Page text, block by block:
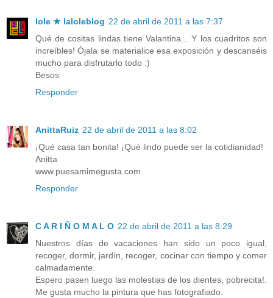
lole ★ laloleblog 22 de abril de 2011 a las 7:37
Qué de cositas lindas tiene Valantina... Y los cuadritos son
increíbles! Ójala se materialice esa exposición y descanséis
mucho para disfrutarlo todo :)
Besos
Responder
AnittaRuiz 22 de abril de 2011 a las 8:02
¡Qué casa tan bonita! ¡Qué lindo puede ser la cotidianidad!
Anitta
www.puesamimegusta.com
Responder
C A R I Ñ O M A L O 22 de abril de 2011 a las 8:29
Nuestros días de vacaciones han sido un poco igual,
recoger, dormir, jardín, recoger, cocinar con tiempo y comer
calmadamente.
Espero pasen luego las molestias de los dientes, pobrecita!.
Me gusta mucho la pintura que has fotografiado.